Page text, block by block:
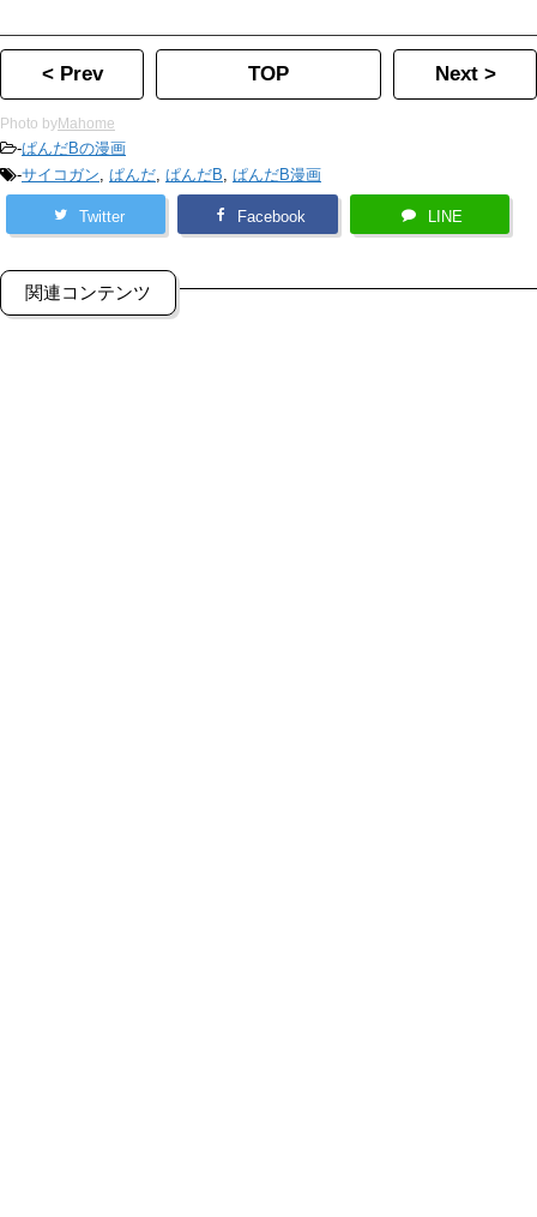
< Prev TOP Next >
Photo byMahome
-ぱんだBの漫画
-サイコガン, ぱんだ, ぱんだB, ぱんだB漫画
Twitter Facebook LINE
関連コンテンツ